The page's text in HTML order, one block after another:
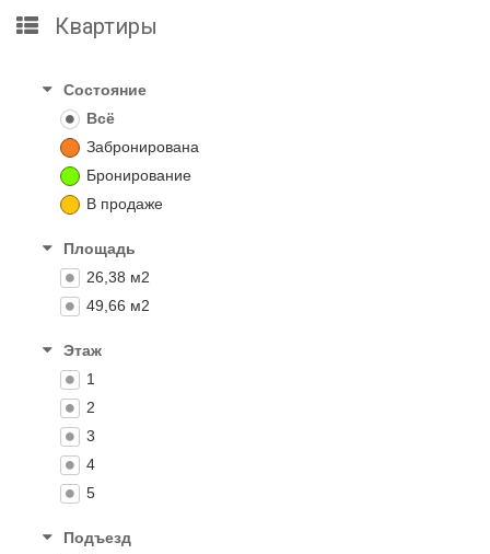
Квартиры
Состояние
Всё
Забронирована
Бронирование
В продаже
Площадь
26,38 м2
49,66 м2
Этаж
1
2
3
4
5
Подъезд